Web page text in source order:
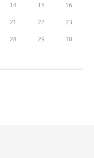
14 15 16
21 22 23
28 29 30